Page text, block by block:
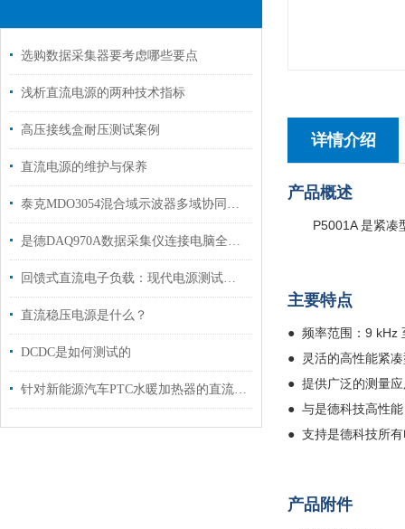
选购数据采集器要考虑哪些要点
浅析直流电源的两种技术指标
高压接线盒耐压测试案例
直流电源的维护与保养
泰克MDO3054混合域示波器多域协同的调试全能王
是德DAQ970A数据采集仪连接电脑全攻略
回馈式直流电子负载：现代电源测试与调试的得力助手
直流稳压电源是什么？
DCDC是如何测试的
针对新能源汽车PTC水暖加热器的直流测试方案
详情介绍
产品概述
P5001A 是紧凑
主要特点
● 频率范围：9 kHz
●
灵活的高性能紧
● 提供广泛的测量
● 与是德科技高性
● 支持是德科技所
产品附件